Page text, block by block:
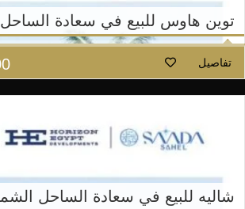
توين هاوس للبيع في سعادة
تفاصيل
شاليه للبيع في سعادة الساحل